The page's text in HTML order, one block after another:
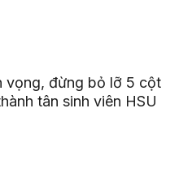
vọng, đừng bỏ lỡ 5 cột
tân sinh viên HSU